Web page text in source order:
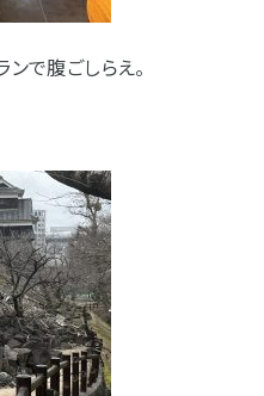
で腹ごしらえ。